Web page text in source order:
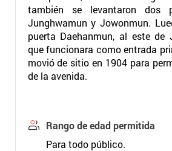
también se levantaron dos
Junghwamun y Jowonmun.
puerta Daehanmun, al este de
que funcionara como entrada
movió de sitio en 1904 para
de la avenida.
Rango de edad permitida
Para todo público.